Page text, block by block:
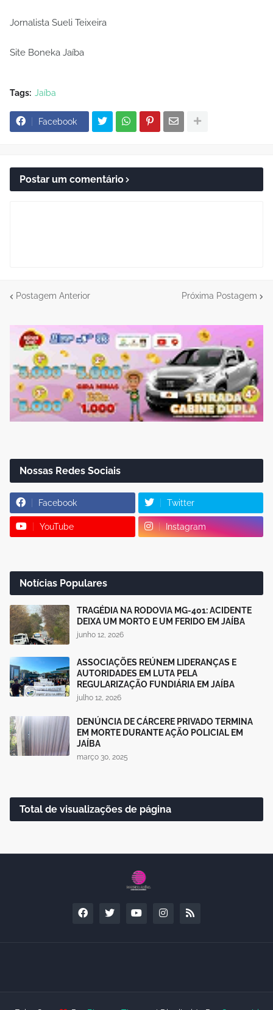
Jornalista Sueli Teixeira
Site Boneka Jaíba
Tags: Jaíba
Facebook
Postar um comentário
Postagem Anterior Próxima Postagem
Nossas Redes Sociais
Facebook Twitter
YouTube Instagram
Notícias Populares
TRAGÉDIA NA RODOVIA MG-401: ACIDENTE
DEIXA UM MORTO E UM FERIDO EM JAÍBA
junho 12, 2026
ASSOCIAÇÕES REÚNEM LIDERANÇAS E
AUTORIDADES EM LUTA PELA
REGULARIZAÇÃO FUNDIÁRIA EM JAÍBA
julho 12, 2026
DENÚNCIA DE CÁRCERE PRIVADO TERMINA
EM MORTE DURANTE AÇÃO POLICIAL EM
JAÍBA
março 30, 2025
Total de visualizações de página